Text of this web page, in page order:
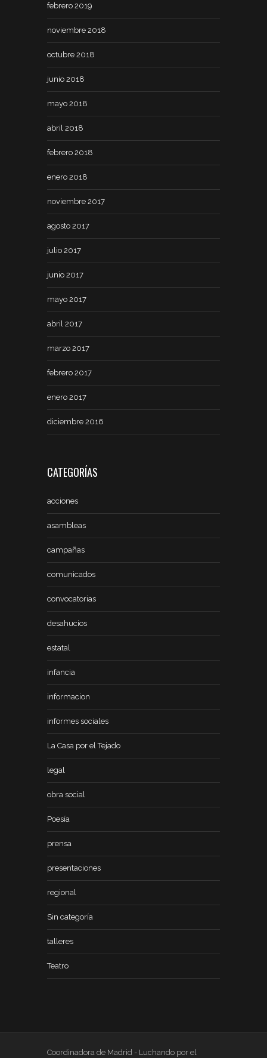
febrero 2019
noviembre 2018
octubre 2018
junio 2018
mayo 2018
abril 2018
febrero 2018
enero 2018
noviembre 2017
agosto 2017
julio 2017
junio 2017
mayo 2017
abril 2017
marzo 2017
febrero 2017
enero 2017
diciembre 2016
CATEGORÍAS
acciones
asambleas
campañas
comunicados
convocatorias
desahucios
estatal
infancia
informacion
informes sociales
La Casa por el Tejado
legal
obra social
Poesía
prensa
presentaciones
regional
Sin categoría
talleres
Teatro
Coordinadora de Madrid - Luchando por el